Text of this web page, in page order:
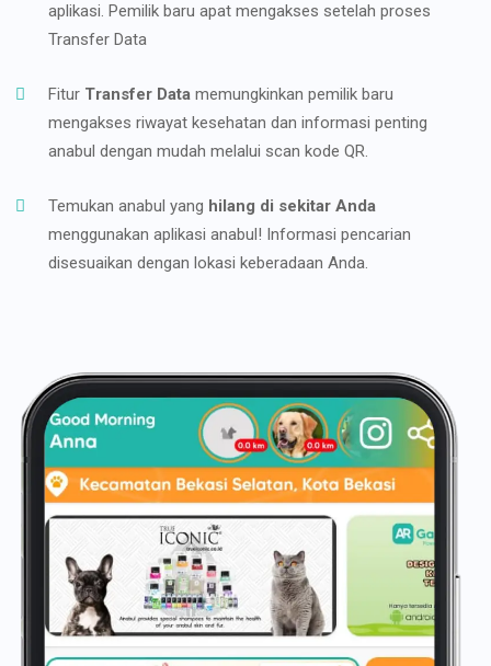
aplikasi. Pemilik baru apat mengakses setelah proses
Transfer Data
Fitur Transfer Data memungkinkan pemilik baru
mengakses riwayat kesehatan dan informasi penting
anabul dengan mudah melalui scan kode QR.
Temukan anabul yang hilang di sekitar Anda
menggunakan aplikasi anabul! Informasi pencarian
disesuaikan dengan lokasi keberadaan Anda.